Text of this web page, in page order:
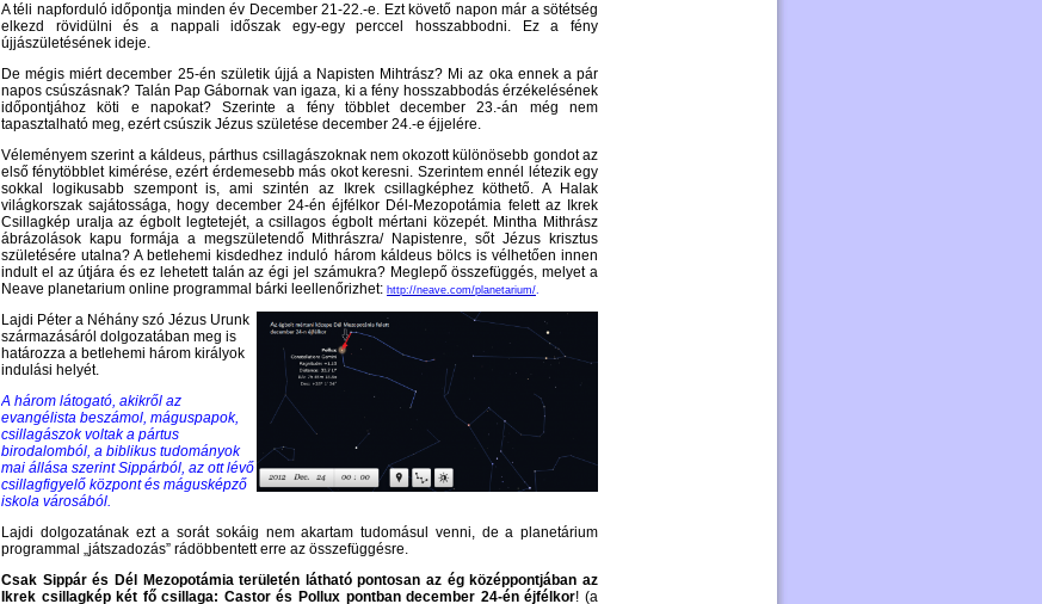
A téli napforduló időpontja minden év December 21-22.-e. Ezt követő napon már a sötétség
elkezd rövidülni és a nappali időszak egy-egy perccel hosszabbodni. Ez a fény
újjászületésének ideje.
De mégis miért december 25-én születik újjá a Napisten Mihtrász? Mi az oka ennek a pár
napos csúszásnak? Talán Pap Gábornak van igaza, ki a fény hosszabbodás érzékelésének
időpontjához köti e napokat? Szerinte a fény többlet december 23.-án még nem
tapasztalható meg, ezért csúszik Jézus születése december 24.-e éjjelére.
Véleményem szerint a káldeus, párthus csillagászoknak nem okozott különösebb gondot az
első fénytöbblet kimérése, ezért érdemesebb más okot keresni. Szerintem ennél létezik egy
sokkal logikusabb szempont is, ami szintén az Ikrek csillagképhez köthető. A Halak
világkorszak sajátossága, hogy december 24-én éjfélkor Dél-Mezopotámia felett az Ikrek
Csillagkép uralja az égbolt legtetejét, a csillagos égbolt mértani közepét. Mintha Mithrász
ábrázolások kapu formája a megszületendő Mithrászra/ Napistenre, sőt Jézus krisztus
születésére utalna? A betlehemi kisdedhez induló három káldeus bölcs is vélhetően innen
indult el az útjára és ez lehetett talán az égi jel számukra? Meglepő összefüggés, melyet a
Neave planetarium online programmal bárki leellenőrizhet: http://neave.com/planetarium/.
Lajdi Péter a Néhány szó Jézus Urunk
származásáról dolgozatában meg is
határozza a betlehemi három királyok
indulási helyét.
A három látogató, akikről az
evangélista beszámol, máguspapok,
csillagászok voltak a pártus
birodalomból, a biblikus tudományok
mai állása szerint Sippárból, az ott lévő
csillagfigyelő központ és mágusképző
iskola városából.
Lajdi dolgozatának ezt a sorát sokáig nem akartam tudomásul venni, de a planetárium
programmal „játszadozás” rádöbbentett erre az összefüggésre.
Csak Sippár és Dél Mezopotámia területén látható pontosan az ég középpontjában az
Ikrek csillagkép két fő csillaga: Castor és Pollux pontban december 24-én éjfélkor! (a